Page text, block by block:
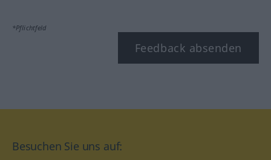
*Pflichtfeld
Feedback absenden
Besuchen Sie uns auf: